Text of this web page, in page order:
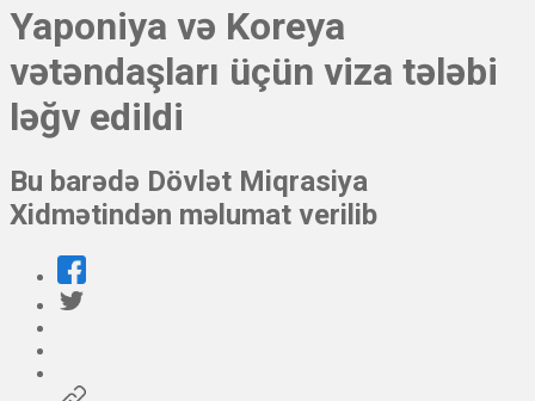
Yaponiya və Koreya
vətəndaşları üçün viza tələbi
ləğv edildi
Bu barədə Dövlət Miqrasiya
Xidmətindən məlumat verilib